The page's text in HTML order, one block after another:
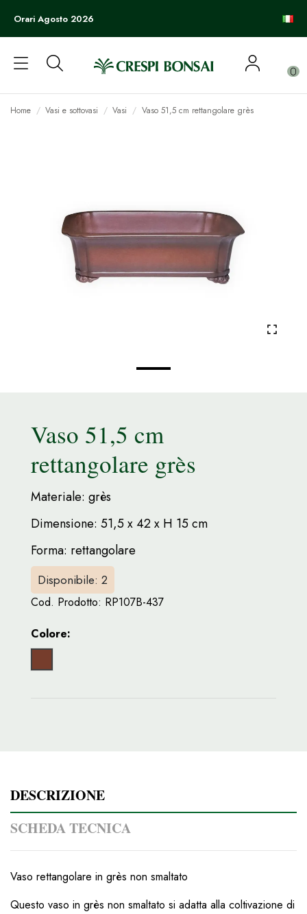
Orari Agosto 2026
0
Home Vasi e sottovasi Vasi Vaso 51,5 cm rettangolare grès
Vaso 51,5 cm
rettangolare grès
Materiale: grès
Dimensione: 51,5 x 42 x H 15 cm
Forma: rettangolare
Disponibile: 2
Cod. Prodotto: RP107B-437
Colore:
DESCRIZIONE
SCHEDA TECNICA
Vaso rettangolare in grès non smaltato
Questo vaso in grès non smaltato si adatta alla coltivazione di